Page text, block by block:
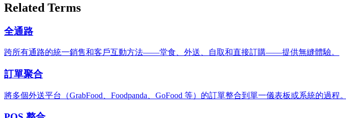
Related Terms
全通路
跨所有通路的統一銷售和客戶互動方法——堂食、外送、自取和直接訂購——提供無縫體驗。
訂單聚合
將多個外送平台（GrabFood、Foodpanda、GoFood 等）的訂單整合到單一儀表板或系統的過程。